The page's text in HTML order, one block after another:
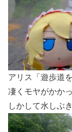
アリス「遊歩道
凄くモヤがかか
しかして水しぶ